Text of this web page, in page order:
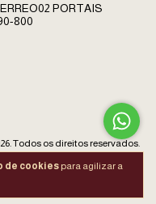
de cookies para agilizar a
PORTAIS
800
Todos os direitos reservados.